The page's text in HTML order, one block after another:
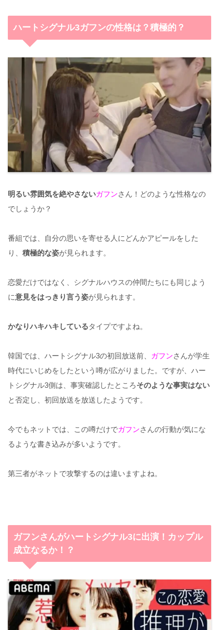
ハートシグナル3ガフンの性格は？積極的？
明るい雰囲気を絶やさないガフンさん！どのような性格なの
でしょうか？
番組では、自分の思いを寄せる人にどんかアピールをした
り、 積極的な姿が見られます。
恋愛だけではなく、シグナルハウスの仲間たちにも同じよう
に意見をはっきり言う姿が見られます。
かなりハキハキしているタイプですよね。
韓国では、ハートシグナル3の初回放送前、 ガフンさんが学生
時代にいじめをしたという噂が広がりました。ですが、ハー
トシグナル3側は、事実確認したところそのような事実はない
と否定し、初回放送を放送したようです。
今でもネットでは、この噂だけでガフンさんの行動が気にな
るような書き込みが多いようです。
第三者がネットで攻撃するのは違いますよね。
ガフンさんがハートシグナル3に出演！カップル
成立なるか！？